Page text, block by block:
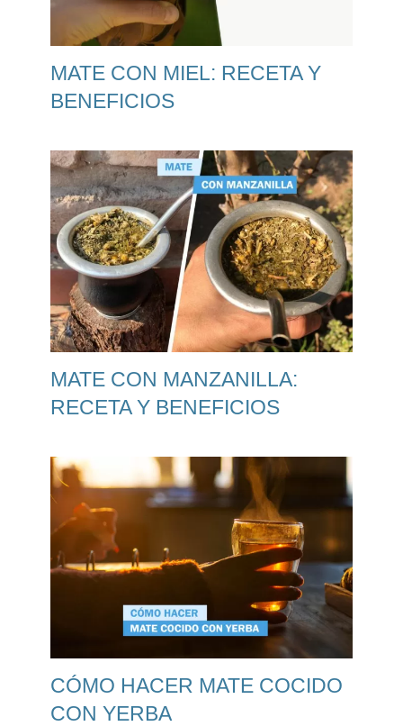
MATE CON MIEL: RECETA Y
BENEFICIOS
MATE CON MANZANILLA:
RECETA Y BENEFICIOS
CÓMO HACER MATE COCIDO
CON YERBA